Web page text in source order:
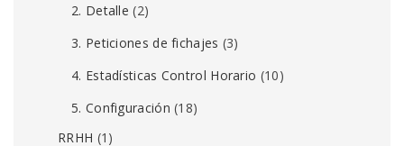
2. Detalle (2)
3. Peticiones de fichajes (3)
4. Estadísticas Control Horario (10)
5. Configuración (18)
RRHH (1)